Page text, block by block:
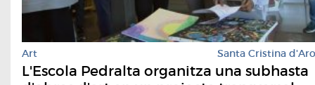
Art Santa Cristina d'Aro
L'Escola Pedralta organitza una subhasta